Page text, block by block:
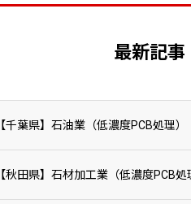
最新記事
【千葉県】石油業（低濃度PCB処理）
【秋田県】石材加工業（低濃度PCB処